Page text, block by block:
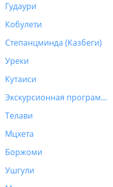
Гудаури
Кобулети
Степанцминда (Казбеги)
Уреки
Кутаиси
Экскурсионная программа Грузия
Телави
Мцхета
Боржоми
Ушгули